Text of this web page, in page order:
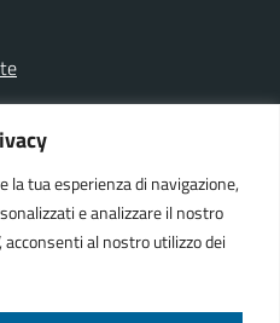
la tua esperienza di navigazione,
e analizzare il nostro
acconsenti al nostro utilizzo dei